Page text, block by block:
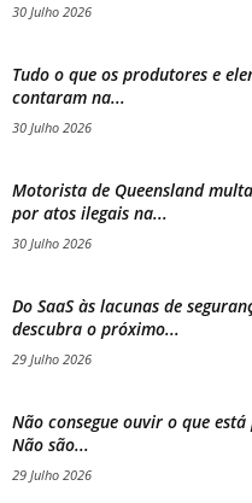
30 Julho 2026
Tudo o que os produtores e
contaram na...
30 Julho 2026
Motorista de Queensland
por atos ilegais na...
30 Julho 2026
Do SaaS às lacunas de
descubra o próximo...
29 Julho 2026
Não consegue ouvir o que está
Não são...
29 Julho 2026